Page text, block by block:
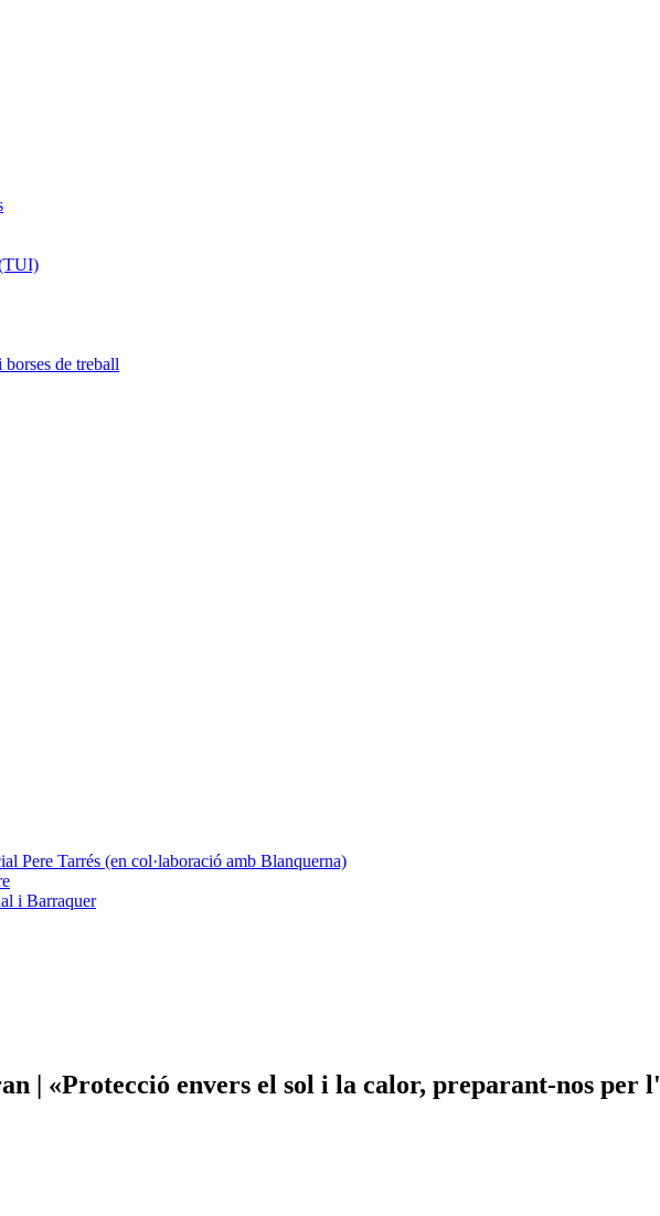
borses de treball
Pere Tarrés (en col·laboració amb Blanquerna)
i Barraquer
| «Protecció envers el sol i la calor, preparant-nos per